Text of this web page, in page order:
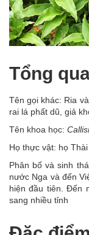
Tổng
Tên gọi khác: Ria
rai lá phất dũ, giả
Tên khoa học:
Họ thực vật: họ
Phân bố và sinh
nước Nga và đến
hiện đầu tiên. Đến
sang nhiều tỉnh